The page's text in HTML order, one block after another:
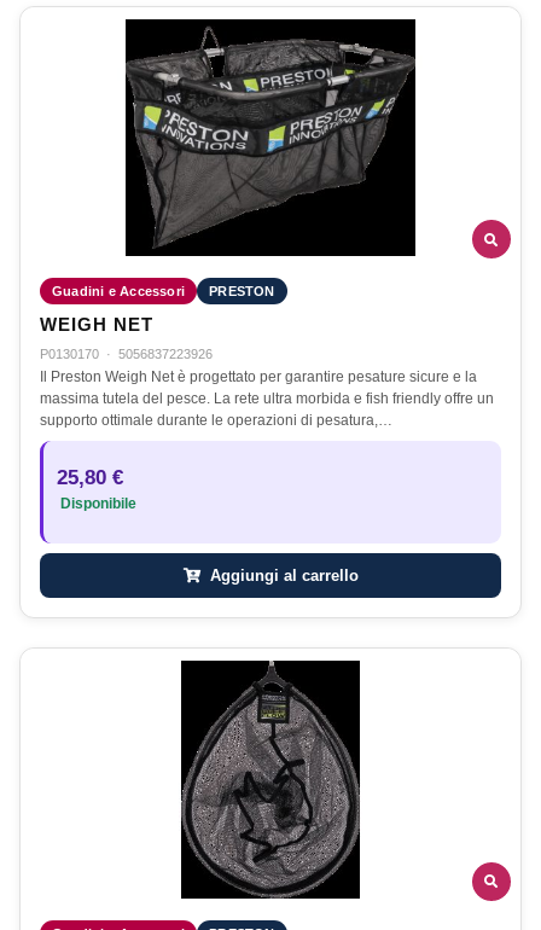
Guadini e Accessori PRESTON
WEIGH NET
P0130170 · 5056837223926
Il Preston Weigh Net è progettato per garantire pesature sicure e la
massima tutela del pesce. La rete ultra morbida e fish friendly offre un
supporto ottimale durante le operazioni di pesatura,…
25,80 €
Disponibile
Aggiungi al carrello